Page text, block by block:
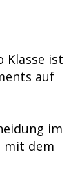
Klasse ist
auf
im
mit dem